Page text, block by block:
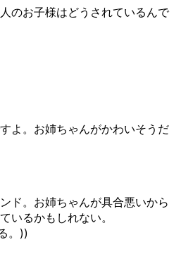
のお子様はどうされているんで
よ。お姉ちゃんがかわいそうだ
ド。お姉ちゃんが具合悪いから
いるかもしれない。
。))